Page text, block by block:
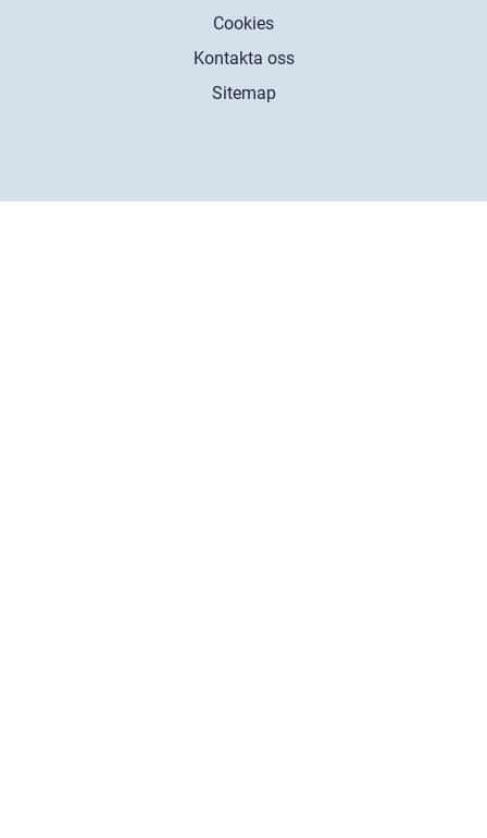
Cookies
Kontakta oss
Sitemap